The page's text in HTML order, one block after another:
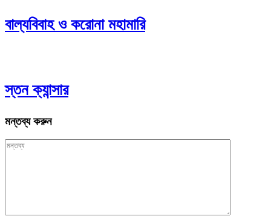
বাল্যবিবাহ ও করোনা মহামারি
স্তন ক্যান্সার
মন্তব্য করুন